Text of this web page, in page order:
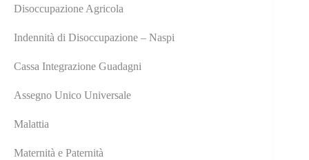
Disoccupazione Agricola
Indennità di Disoccupazione – Naspi
Cassa Integrazione Guadagni
Assegno Unico Universale
Malattia
Maternità e Paternità